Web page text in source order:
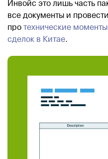
Инвойс это лишь часть
все документы и
про технические
сделок в Китае.